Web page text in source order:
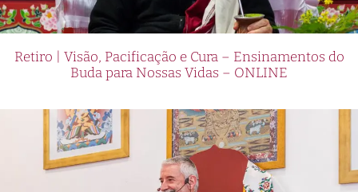
Retiro | Visão, Pacificação e Cura – Ensinamentos do
Buda para Nossas Vidas – ONLINE